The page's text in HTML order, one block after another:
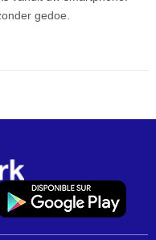
gedoe.